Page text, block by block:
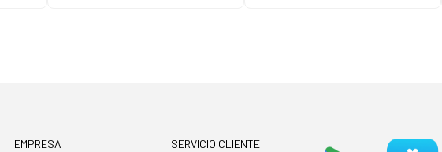
EMPRESA SERVICIO CLIENTE